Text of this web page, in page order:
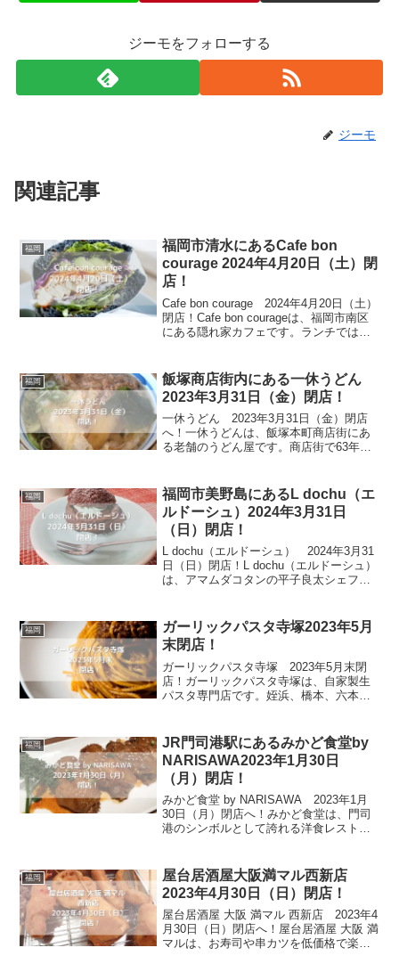
ジーモをフォローする
ジーモ
関連記事
福岡
福岡市清水にあるCafe bon
courage 2024年4月20日（土）閉
店！
Cafe bon courage 2024年4月20日（土）
閉店！Cafe bon courageは、福岡市南区
にある隠れ家カフェです。ランチでは、
す。日替わりプレート...
福岡
飯塚商店街内にある一休うどん
2023年3月31日（金）閉店！
一休うどん 2023年3月31日（金）閉店
へ！一休うどんは、飯塚本町商店街にあ
る老舗のうどん屋です。商店街で63年に
布のだしが活きた上品な味を堪能するこ
とができます...
福岡
福岡市美野島にあるL dochu（エ
ルドーシュ）2024年3月31日
（日）閉店！
L dochu（エルドーシュ） 2024年3月31
日（日）閉店！L dochu（エルドーシュ）
は、アマムダコタンの平子良太シェフが
違い、プリンやイチゴののったスイーツ
系...
福岡
ガーリックパスタ寺塚2023年5月
末閉店！
ガーリックパスタ寺塚 2023年5月末閉
店！ガーリックパスタ寺塚は、自家製生
パスタ専門店です。姪浜、橋本、六本松
ープンしました。本場イタリア製のパス
タマシンで作...
福岡
JR門司港駅にあるみかど食堂by
NARISAWA2023年1月30日
（月）閉店！
みかど食堂 by NARISAWA 2023年1月
30日（月）閉店へ！みかど食堂は、門司
港のシンボルとして誇れる洋食レストラ
日200組もの来客があり、大変賑わって
い...
福岡
屋台居酒屋大阪満マル西新店
2023年4月30日（日）閉店！
屋台居酒屋 大阪 満マル 西新店 2023年4
月30日（日）閉店へ！屋台居酒屋 大阪 満
マルは、お寿司や串カツを低価格で楽し